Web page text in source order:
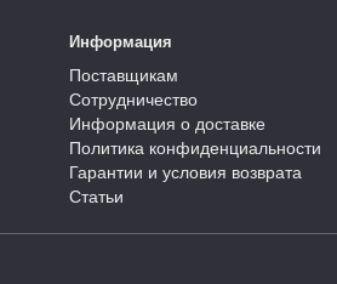
Информация
Поставщикам
Сотрудничество
Информация о доставке
Политика конфиденциальности
Гарантии и условия возврата
Статьи